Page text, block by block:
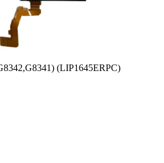
(LIP1645ERPC)